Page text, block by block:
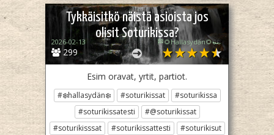
Tykkäisitkö näistä asioista jos
olisit Soturikissa?
299
2026-02-13 🏁🌻Hallasydän🌻🏎️
Esim oravat, yrtit, partiot.
#❄️hallasydän❄️ #soturikissat
#soturikissa
#soturikissatesti
#@soturikissat
#soturikisssat
#soturikissattesti
#soturikisut